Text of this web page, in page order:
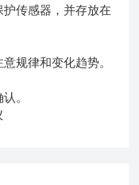
传感器，并存放在
规律和变化趋势。
。